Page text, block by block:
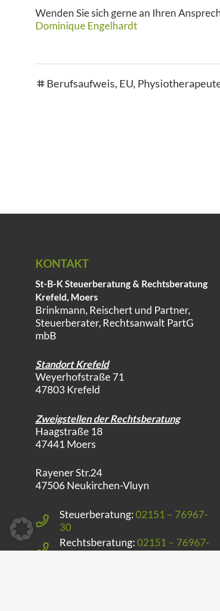
Wenden Sie sich gerne an Ihren
Dominique Engelhardt
tagsBerufsaufweis, EU,
KONTAKT
St-B-K Steuerberatung & Rechtsberatung
Krefeld, Moers
Brinkmann, Reischert und Partner,
Steuerberater, Rechtsanwalt PartG
mbB
Standort Krefeld
Weyerhofstraße 71
47803 Krefeld
Zweigstellen der Rechtsberatung
Haagstraße 18
47441 Moers
Rayener Str.24
47506 Neukirchen-Vluyn
Steuerberatung: 02151 – 76967-
30
Rechtsberatung: 02151 – 76967-